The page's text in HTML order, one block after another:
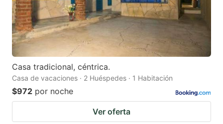
Casa tradicional, céntrica.
Casa de vacaciones · 2 Huéspedes · 1 Habitación
$972 por noche
Ver oferta